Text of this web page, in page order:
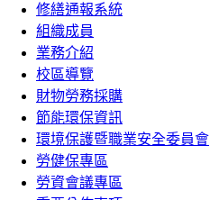
修繕通報系統
組織成員
業務介紹
校區導覽
財物勞務採購
節能環保資訊
環境保護暨職業安全委員會
勞健保專區
勞資會議專區